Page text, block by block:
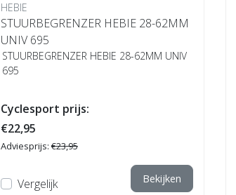
HEBIE
STUURBEGRENZER HEBIE 28-62MM
UNIV 695
STUURBEGRENZER HEBIE 28-62MM UNIV
695
Cyclesport prijs:
€22,95
Adviesprijs: €23,95
Vergelijk Bekijken